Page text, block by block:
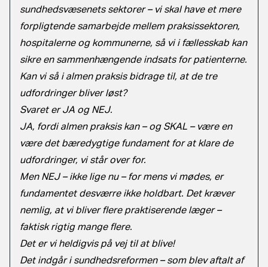
sundhedsvæsenets sektorer – vi skal have et mere
forpligtende samarbejde mellem praksissektoren,
hospitalerne og kommunerne, så vi i fællesskab kan
sikre en sammenhængende indsats for patienterne.
Kan vi så i almen praksis bidrage til, at de tre
udfordringer bliver løst?
Svaret er JA og NEJ.
JA, fordi almen praksis kan – og SKAL – være en
være det bæredygtige fundament for at klare de
udfordringer, vi står over for.
Men NEJ – ikke lige nu – for mens vi mødes, er
fundamentet desværre ikke holdbart. Det kræver
nemlig, at vi bliver flere praktiserende læger –
faktisk rigtig mange flere.
Det er vi heldigvis på vej til at blive!
Det indgår i sundhedsreformen – som blev aftalt af